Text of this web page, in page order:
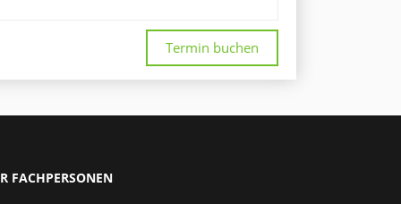
Termin buchen
FACHPERSONEN